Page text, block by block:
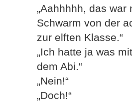
„Aahhhhh, das war
Schwarm von der
zur elften Klasse.“
„Ich hatte ja was
dem Abi.“
„Nein!“
„Doch!“